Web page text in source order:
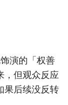
演的「权善
，但观众反应
果后续没反转